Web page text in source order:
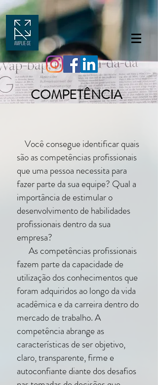
COMPETÊNCIA
Você consegue identificar quais
são as competências profissionais
que uma pessoa necessita para
fazer parte da sua equipe? Qual a
importância de estimular o
desenvolvimento de habilidades
profissionais dentro da sua
empresa?
As competências profissionais
fazem parte da capacidade de
utilização dos conhecimentos que
foram adquiridos ao longo da vida
acadêmica e da carreira dentro do
mercado de trabalho. A
competência abrange as
características de ser objetivo,
claro, transparente, firme e
autoconfiante diante dos desafios